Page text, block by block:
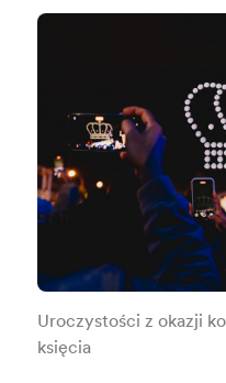
Uroczystości z okazji
księcia